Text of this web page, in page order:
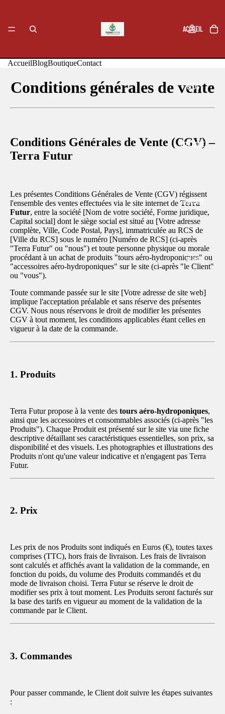
ACCUEIL
BLOG
BOUTIQUE
CONTACT
PLUS
AccueilBlogBoutiqueContact
Conditions générales de vente
Conditions Générales de Vente (CGV) –
Terra Futur
Les présentes Conditions Générales de Vente (CGV) régissent
l'ensemble des ventes effectuées via le site internet de Terra
Futur, entre la société [Nom de votre société, Forme juridique,
Capital social] dont le siège social est situé au [Votre adresse
complète, Ville, Code Postal, Pays], immatriculée au RCS de
[Ville du RCS] sous le numéro [Numéro de RCS] (ci-après
"Terra Futur" ou "nous") et toute personne physique ou morale
procédant à un achat de produits "tours aéro-hydroponiques" ou
"accessoires aéro-hydroponiques" sur le site (ci-après "le Client"
ou "vous").
Toute commande passée sur le site [Votre adresse de site web]
implique l'acceptation préalable et sans réserve des présentes
CGV. Nous nous réservons le droit de modifier les présentes
CGV à tout moment, les conditions applicables étant celles en
vigueur à la date de la commande.
1. Produits
Terra Futur propose à la vente des tours aéro-hydroponiques,
ainsi que les accessoires et consommables associés (ci-après "les
Produits"). Chaque Produit est présenté sur le site via une fiche
descriptive détaillant ses caractéristiques essentielles, son prix, sa
disponibilité et des visuels. Les photographies et illustrations des
Produits n'ont qu'une valeur indicative et n'engagent pas Terra
Futur.
2. Prix
Les prix de nos Produits sont indiqués en Euros (€), toutes taxes
comprises (TTC), hors frais de livraison. Les frais de livraison
sont calculés et affichés avant la validation de la commande, en
fonction du poids, du volume des Produits commandés et du
mode de livraison choisi. Terra Futur se réserve le droit de
modifier ses prix à tout moment. Les Produits seront facturés sur
la base des tarifs en vigueur au moment de la validation de la
commande par le Client.
3. Commandes
Pour passer commande, le Client doit suivre les étapes suivantes
: